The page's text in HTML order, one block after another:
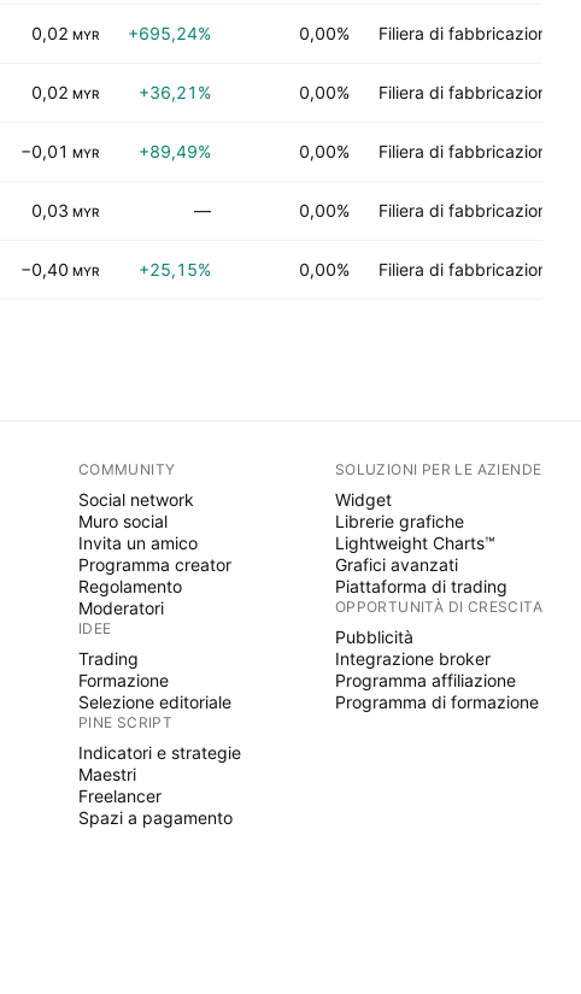
0,02 MYR +695,24% 0,00% Filiera di fabbricazione
0,02 MYR +36,21% 0,00% Filiera di fabbricazione
−0,01 MYR +89,49% 0,00% Filiera di fabbricazione
0,03 MYR — 0,00% Filiera di fabbricazione
−0,40 MYR +25,15% 0,00% Filiera di fabbricazione
COMMUNITY
Social network
Muro social
Invita un amico
Programma creator
Regolamento
Moderatori
IDEE
Trading
Formazione
Selezione editoriale
PINE SCRIPT
Indicatori e strategie
Maestri
Freelancer
Spazi a pagamento
SOLUZIONI PER LE AZIENDE
Widget
Librerie grafiche
Lightweight Charts™
Grafici avanzati
Piattaforma di trading
OPPORTUNITÀ DI CRESCITA
Pubblicità
Integrazione broker
Programma affiliazione
Programma di formazione